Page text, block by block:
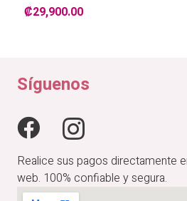
₡38,000.00
Síguenos
Realice sus pagos directamente
web. 100% confiable y segura.